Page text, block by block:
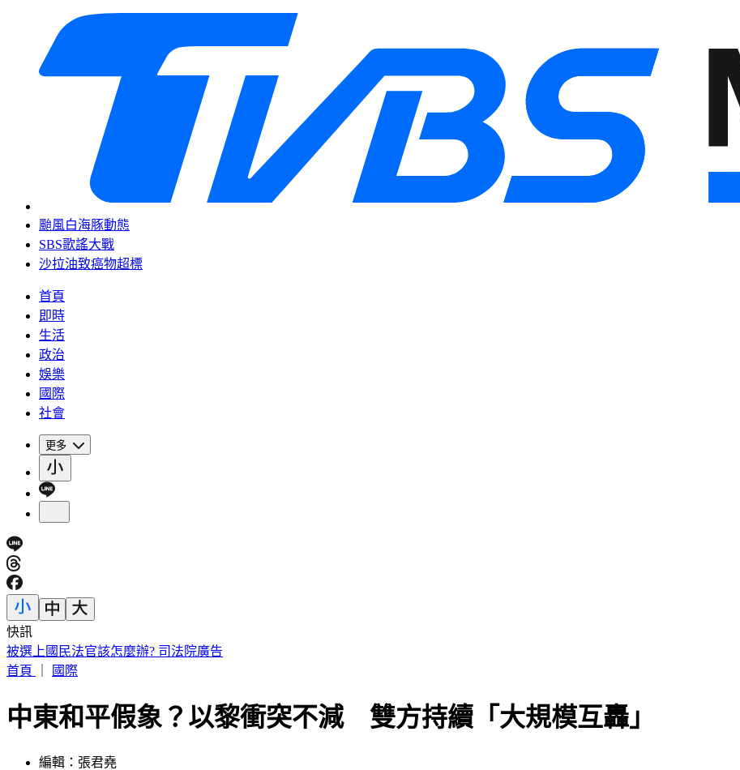
颱風白海豚動態
SBS歌謠大戰
沙拉油致癌物超標
首頁
即時
生活
政治
娛樂
國際
社會
更多
快訊
被選上國民法官該怎麼辦? 司法院廣告
首頁
國際
中東和平假象？以黎衝突不減 雙方持續「大規模互轟」
編輯：張君堯